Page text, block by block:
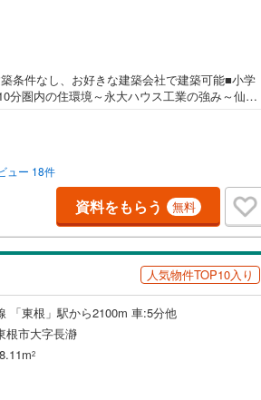
条件なし、お好きな建築会社で建築可能■小学
分圏内の住環境～永大ハウス工業の強み～仙台
知識＞戸建・マンション・土地...と種別を問
。更に教育施設や商業施設、子育て環境や行
様により良い物件選びをして頂けるよう、し
。2.＜経験豊富なスタッフ＞当社では【購
フォーム】など住宅に関する様々なご質問はも
宅ローン各種税金についても、誠心誠意ご説明
ッズスペースも完備！お子様連れのご家族様で
:10:00～18:00（定休日火・水曜日※店舗により
ですので、どうぞお気軽にお問い合わせくださ
ュー 18件
資料をもらう 無料
人気物件TOP10入り
「東根」駅から2100m 車:5分他
根市大字長瀞
2